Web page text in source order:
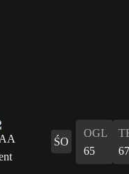
ŚO
OGL
65
67